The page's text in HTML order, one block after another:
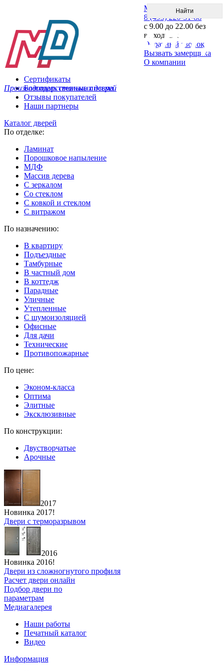
Производитель стальных дверей
Меню
8 (495) 220-51-88
с 9.00 до 22.00 без
выходных
Обратный звонок
Вызвать замерщика
О компании
Сертификаты
Благодарственные письма
Отзывы покупателей
Наши партнеры
Каталог дверей
По отделке:
Ламинат
Порошковое напыление
МДФ
Массив дерева
С зеркалом
Со стеклом
С ковкой и стеклом
С витражом
По назначению:
В квартиру
Подъездные
Тамбурные
В частный дом
В коттедж
Парадные
Уличные
Утепленные
C шумоизоляцией
Офисные
Для дачи
Технические
Противопожарные
По цене:
Эконом-класса
Оптима
Элитные
Эксклюзивные
По конструкции:
Двустворчатые
Арочные
2017
Новинка 2017!
Двери с терморазрывом
2016
Новинка 2016!
Двери из сложногнутого профиля
Расчет двери онлайн
Подбор двери по
параметрам
Медиагалерея
Наши работы
Печатный каталог
Видео
Информация